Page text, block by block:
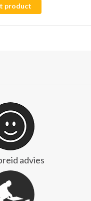
product
advies